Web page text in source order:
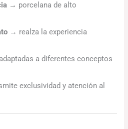
→ porcelana de alto
→ realza la experiencia
a diferentes conceptos
exclusividad y atención al